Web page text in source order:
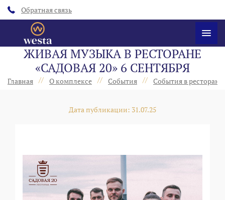
Обратная связь
ЖИВАЯ МУЗЫКА В РЕСТОРАНЕ
«‎САДОВАЯ 20» 6 СЕНТЯБРЯ
Главная // О комплексе // События // События в
Дата публикации: 31.07.25